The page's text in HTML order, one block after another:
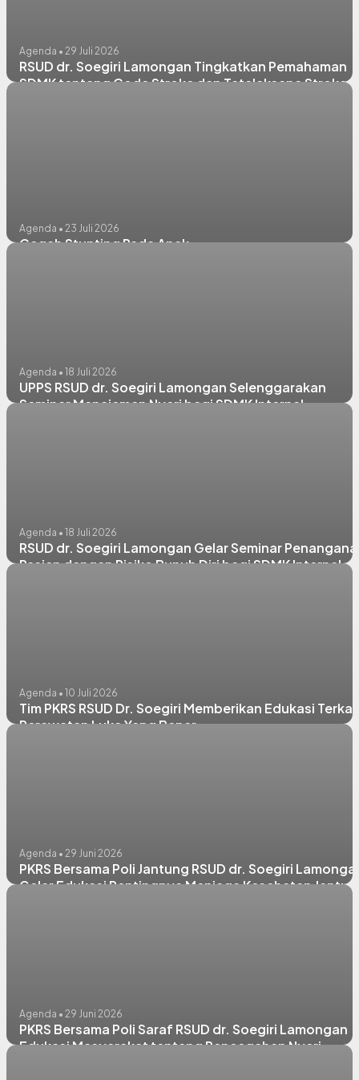
Agenda • 29 Juli 2026
RSUD dr. Soegiri Lamongan Tingkatkan Pemahaman
SDMK tentang Code Stroke dan Tatalaksana Stroke
Agenda • 23 Juli 2026
Cegah Stunting Pada Anak
Agenda • 18 Juli 2026
UPPS RSUD dr. Soegiri Lamongan Selenggarakan
Seminar Manajemen Nyeri bagi SDMK Internal
Agenda • 18 Juli 2026
RSUD dr. Soegiri Lamongan Gelar Seminar
Pasien dengan Risiko Bunuh Diri bagi SDMK Internal
Agenda • 10 Juli 2026
Tim PKRS RSUD Dr. Soegiri Memberikan Edukasi
Perawatan Luka Yang Benar
Agenda • 29 Juni 2026
PKRS Bersama Poli Jantung RSUD dr. Soegiri
Gelar Edukasi Pentingnya Menjaga Kesehatan
Agenda • 29 Juni 2026
PKRS Bersama Poli Saraf RSUD dr. Soegiri Lamongan
Edukasi Masyarakat tentang Pencegahan Nyeri